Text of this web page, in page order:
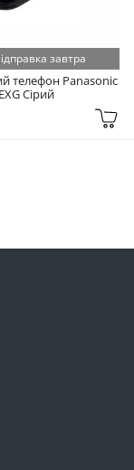
завтра
телефон Panasonic
Сірий